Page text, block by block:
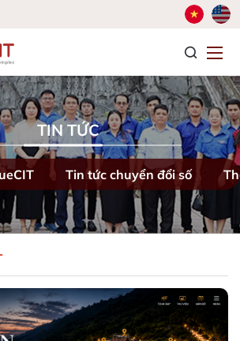
TIN TỨC
Tin tức chuyển đổi số